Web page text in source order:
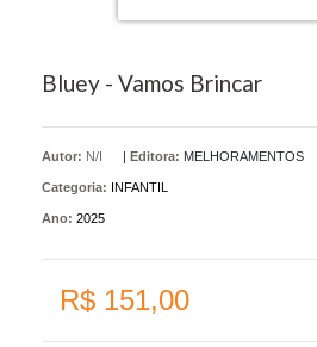
Bluey - Vamos Brincar
Autor: N/I |Editora: MELHORAMENTOS
Categoria: INFANTIL
Ano: 2025
R$ 151,00